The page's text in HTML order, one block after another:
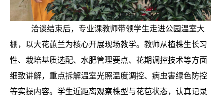
洽谈结束后，专业课教师带领学生走进公园温室大
棚，以大花蕙兰为核心开展现场教学。教师从植株生长习
性、栽培基质选配、水肥管理要点、花期调控技术等方面
细致讲解，重点拆解温室光照温度调控、病虫害绿色防控
等实操内容。学生近距离观察株型与花苞状态，认真记录